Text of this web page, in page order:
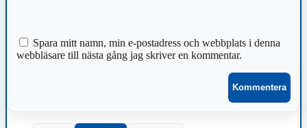
Spara mitt namn, min e-postadress och webbplats i denna
webbläsare till nästa gång jag skriver en kommentar.